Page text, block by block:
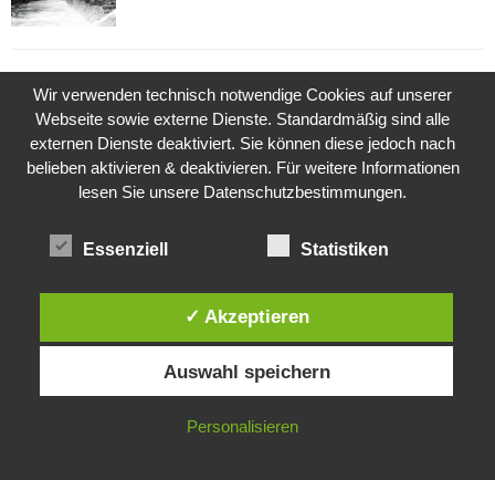
9. Juli 2018
Was ist denn das? -Mars „SOL 735“ Rover Curiosity
Die Brexit-Lüge (1/8 Teil)
Die Straße radikalisiert jeden Tag ein Stückchen
Diese Website verwendet Cookies. Durch die weitere Nutzung dieser
Website stimmst du der Verwendung von Cookies zu.
IN ORDNUNG
Wir verwenden technisch notwendige Cookies auf unserer
Webseite sowie externe Dienste. Standardmäßig sind alle
externen Dienste deaktiviert. Sie können diese jedoch nach
belieben aktivieren & deaktivieren. Für weitere Informationen
lesen Sie unsere Datenschutzbestimmungen.
Essenziell Statistiken
✓ Akzeptieren
Auswahl speichern
Personalisieren